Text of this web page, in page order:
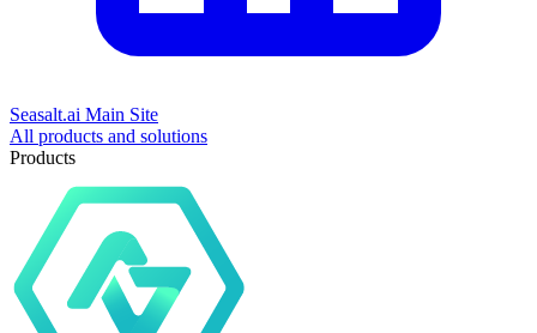
Seasalt.ai Main Site
All products and solutions
Products